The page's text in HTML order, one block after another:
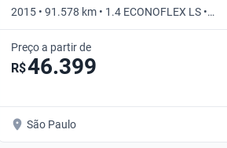
2015 • 91.578 km • 1.4 ECONOFLEX LS •
Manual
Preço a partir de
R$46.399
São Paulo